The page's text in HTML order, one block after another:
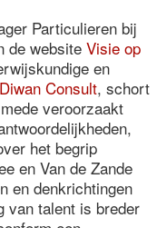
Particulieren bij
de website Visie op
en
Diwan Consult, schort
veroorzaakt
het begrip
en Van de Zande
en denkrichtingen
van talent is breder